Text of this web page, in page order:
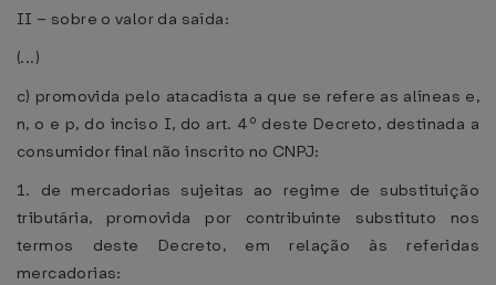
II – sobre o valor da saída:
(...)
c) promovida pelo atacadista a que se refere as alíneas e,
n, o e p, do inciso I, do art. 4º deste Decreto, destinada a
consumidor final não inscrito no CNPJ:
1. de mercadorias sujeitas ao regime de substituição
tributária, promovida por contribuinte substituto nos
termos deste Decreto, em relação às referidas
mercadorias: